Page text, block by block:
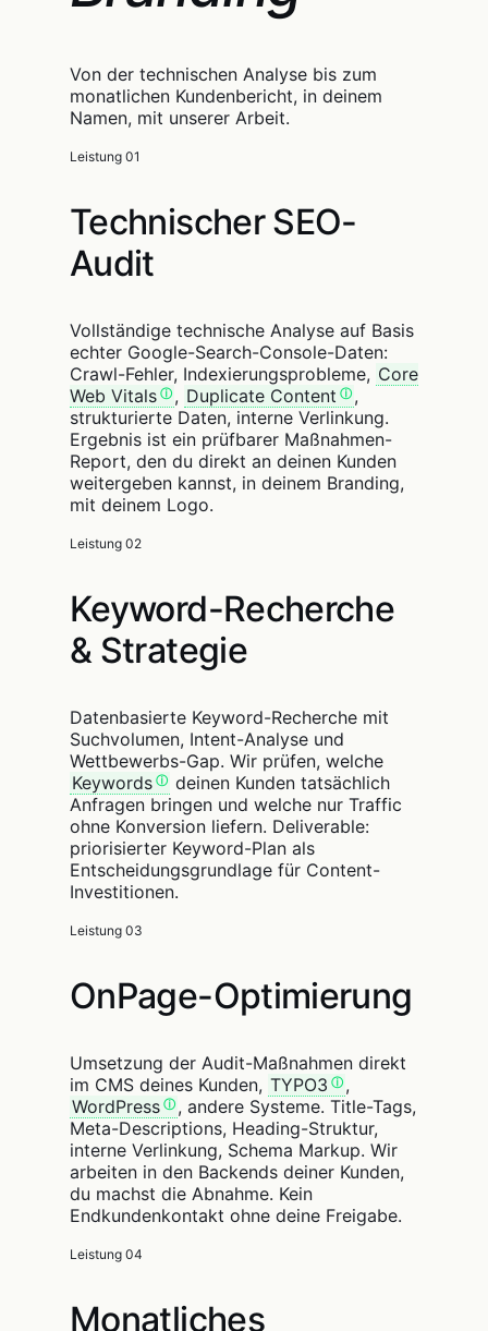
Von der technischen Analyse bis zum
monatlichen Kundenbericht, in deinem
Namen, mit unserer Arbeit.
Leistung 01
Technischer SEO-
Audit
Vollständige technische Analyse auf Basis
echter Google-Search-Console-Daten:
Crawl-Fehler, Indexierungsprobleme, Core
Web Vitals
, Duplicate Content
,
strukturierte Daten, interne Verlinkung.
Ergebnis ist ein prüfbarer Maßnahmen-
Report, den du direkt an deinen Kunden
weitergeben kannst, in deinem Branding,
mit deinem Logo.
Leistung 02
Keyword-Recherche
& Strategie
Datenbasierte Keyword-Recherche mit
Suchvolumen, Intent-Analyse und
Wettbewerbs-Gap. Wir prüfen, welche
Keywords
deinen Kunden tatsächlich
Anfragen bringen und welche nur Traffic
ohne Konversion liefern. Deliverable:
priorisierter Keyword-Plan als
Entscheidungsgrundlage für Content-
Investitionen.
Leistung 03
OnPage-Optimierung
Umsetzung der Audit-Maßnahmen direkt
im CMS deines Kunden, TYPO3
,
WordPress
, andere Systeme. Title-Tags,
Meta-Descriptions, Heading-Struktur,
interne Verlinkung, Schema Markup. Wir
arbeiten in den Backends deiner Kunden,
du machst die Abnahme. Kein
Endkundenkontakt ohne deine Freigabe.
Leistung 04
Monatliches